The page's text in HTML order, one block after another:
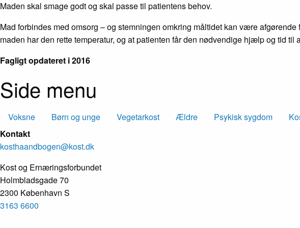
Maden skal smage godt og skal passe til patientens behov.
Mad forbindes med omsorg – og stemningen omkring måltidet kan være
maden har den rette temperatur, og at patienten får den nødvendige hjælp og tid til
Fagligt opdateret i 2016
Side menu
Voksne Børn og unge Vegetarkost Ældre Psykisk sygdom
Kontakt
kosthaandbogen@kost.dk
Kost og Ernæringsforbundet
Holmbladsgade 70
2300 København S
3163 6600